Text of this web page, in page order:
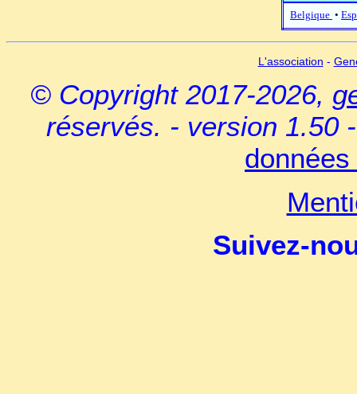
Belgique •
L'association -
© Copyright 2017-2026,
réservés. - version 1.50
Suivez-